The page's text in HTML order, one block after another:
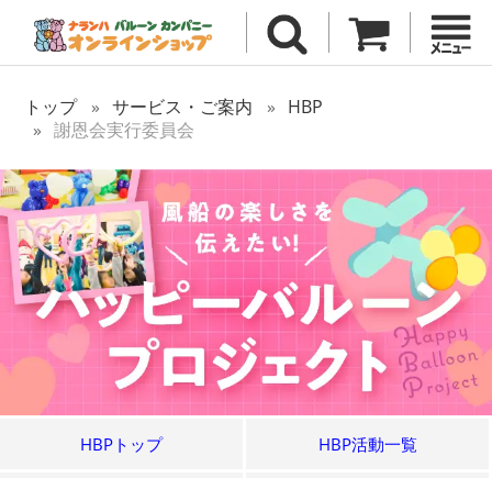
トップ サービス・ご案内
HBP
謝恩会実行委員会
HBPトップ HBP活動一覧